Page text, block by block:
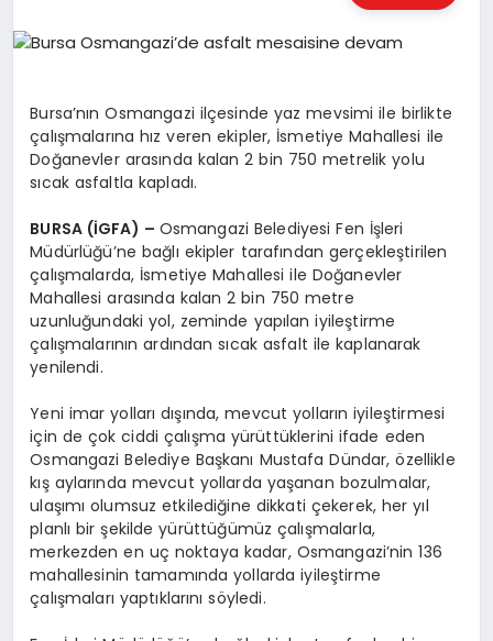
HABERLER
MAGAZIN
SAĞLIK
SPOR
TEKNOLOJI
Bursa’nın Osmangazi ilçesinde yaz mevsimi ile birlikte
çalışmalarına hız veren ekipler, İsmetiye Mahallesi ile
Doğanevler arasında kalan 2 bin 750 metrelik yolu
sıcak asfaltla kapladı.
BURSA (İGFA) – Osmangazi Belediyesi Fen İşleri
Müdürlüğü’ne bağlı ekipler tarafından gerçekleştirilen
çalışmalarda, İsmetiye Mahallesi ile Doğanevler
Mahallesi arasında kalan 2 bin 750 metre
uzunluğundaki yol, zeminde yapılan iyileştirme
çalışmalarının ardından sıcak asfalt ile kaplanarak
yenilendi.
Yeni imar yolları dışında, mevcut yolların iyileştirmesi
için de çok ciddi çalışma yürüttüklerini ifade eden
Osmangazi Belediye Başkanı Mustafa Dündar, özellikle
kış aylarında mevcut yollarda yaşanan bozulmalar,
ulaşımı olumsuz etkilediğine dikkati çekerek, her yıl
planlı bir şekilde yürüttüğümüz çalışmalarla,
merkezden en uç noktaya kadar, Osmangazi’nin 136
mahallesinin tamamında yollarda iyileştirme
çalışmaları yaptıklarını söyledi.